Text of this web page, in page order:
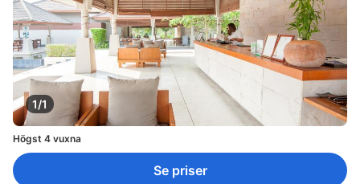
1/1
Högst 4 vuxna
Se priser